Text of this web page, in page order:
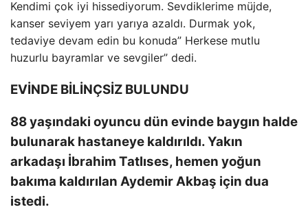
Kendimi çok iyi hissediyorum. Sevdiklerime müjde,
kanser seviyem yarı yarıya azaldı. Durmak yok,
tedaviye devam edin bu konuda” Herkese mutlu
huzurlu bayramlar ve sevgiler” dedi.
EVİNDE BİLİNÇSİZ BULUNDU
88 yaşındaki oyuncu dün evinde baygın halde
bulunarak hastaneye kaldırıldı. Yakın
arkadaşı İbrahim Tatlıses, hemen yoğun
bakıma kaldırılan Aydemir Akbaş için dua
istedi.